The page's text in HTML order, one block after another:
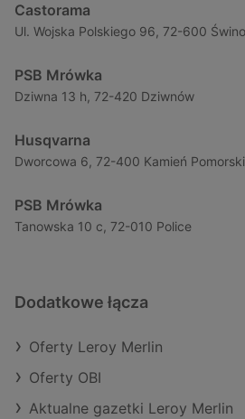
Castorama
Ul. Wojska Polskiego 96, 72-600
PSB Mrówka
Dziwna 13 h, 72-420 Dziwnów
Husqvarna
Dworcowa 6, 72-400 Kamień Pomorski
PSB Mrówka
Tanowska 10 c, 72-010 Police
Dodatkowe łącza
Oferty Leroy Merlin
Oferty OBI
Aktualne gazetki Leroy Merlin